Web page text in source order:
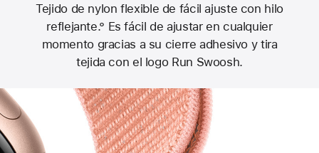
Tejido de nylon flexible de fácil ajuste con hilo
reflejante.° Es fácil de ajustar en cualquier
momento gracias a su cierre adhesivo y tira
tejida con el logo Run Swoosh.